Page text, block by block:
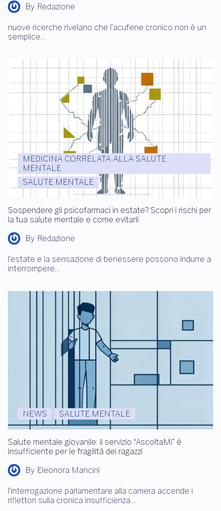
By Redazione
nuove ricerche rivelano che l’acufene cronico non è un
semplice…
MEDICINA CORRELATA ALLA SALUTE
MENTALE
SALUTE MENTALE
Sospendere gli psicofarmaci in estate? Scopri i rischi per
la tua salute mentale e come evitarli
By Redazione
l’estate e la sensazione di benessere possono indurre a
interrompere…
NEWS SALUTE MENTALE
Salute mentale giovanile: il servizio “AscoltaMi” è
insufficiente per le fragilità dei ragazzi
By Eleonora Mancini
l’interrogazione parlamentare alla camera accende i
riflettori sulla cronica insufficienza…